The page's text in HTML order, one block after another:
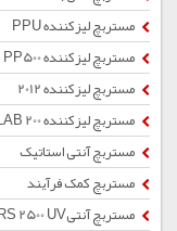
مستربچ لیزکننده PPU
مستربچ لیزکننده PP500
مستربچ لیزکننده 2012
مستربچ لیزکننده SLAB 200
مستربچ آنتی استاتیک
مستربچ کمک فرآیند
مستربچ آنتیPARS 2500 UV